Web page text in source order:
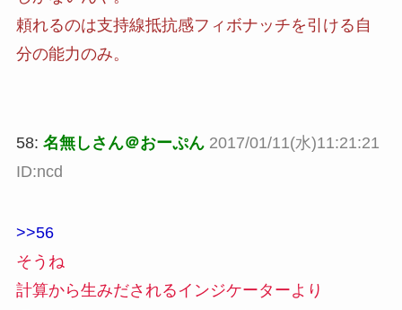
頼れるのは支持線抵抗感フィボナッチを引ける自
分の能力のみ。
58: 名無しさん＠おーぷん 2017/01/11(水)11:21:21
ID:ncd
>>56
そうね
計算から生みだされるインジケーターより